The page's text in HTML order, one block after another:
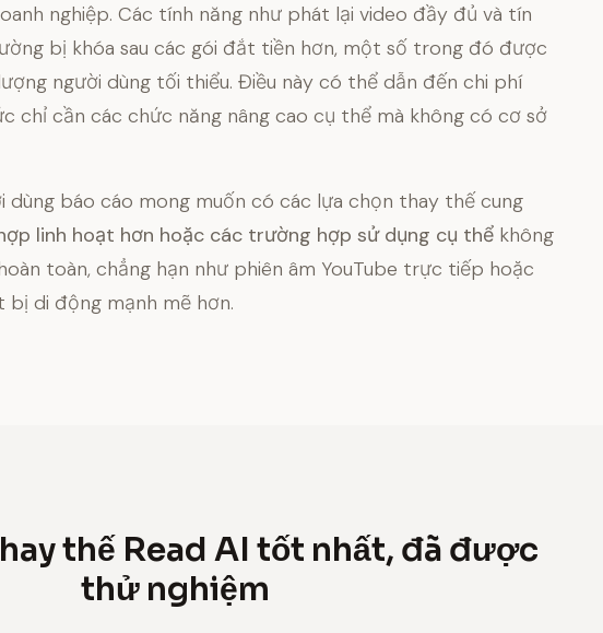
nghiệp. Các tính năng như phát lại video đầy đủ và tín
bị khóa sau các gói đắt tiền hơn, một số trong đó được
người dùng tối thiểu. Điều này có thể dẫn đến chi phí
chỉ cần các chức năng nâng cao cụ thể mà không có cơ sở
dùng báo cáo mong muốn có các lựa chọn thay thế cung
linh hoạt hơn hoặc các trường hợp sử dụng cụ thể không
toàn, chẳng hạn như phiên âm YouTube trực tiếp hoặc
di động mạnh mẽ hơn.
thế Read AI tốt nhất, đã được
thử nghiệm